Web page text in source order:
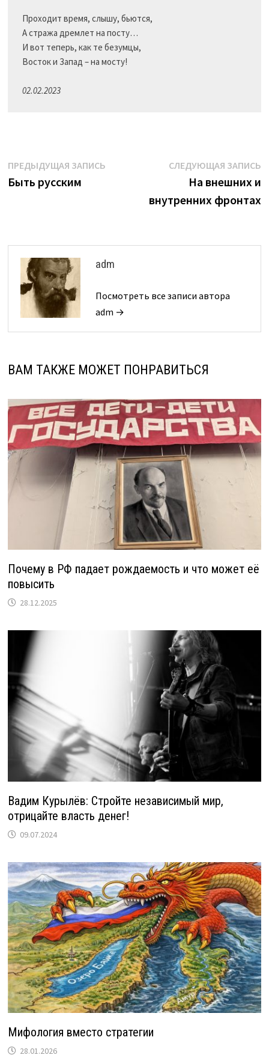
Проходит время, слышу, бьются,
А стража дремлет на посту…
И вот теперь, как те безумцы,
Восток и Запад – на мосту!
02.02.2023
Навигация
по
ПРЕДЫДУЩАЯ ЗАПИСЬПредыдущая
Быть русским
СЛЕДУЮЩАЯ ЗАПИСЬ
На внешних и
внутренних фронтах
adm
Посмотреть все записи автора
adm →
ВАМ ТАКЖЕ МОЖЕТ ПОНРАВИТЬСЯ
Почему в РФ падает рождаемость и что может её
повысить
28.12.2025
Вадим Курылёв: Стройте независимый мир,
отрицайте власть денег!
09.07.2024
Мифология вместо стратегии
28.01.2026